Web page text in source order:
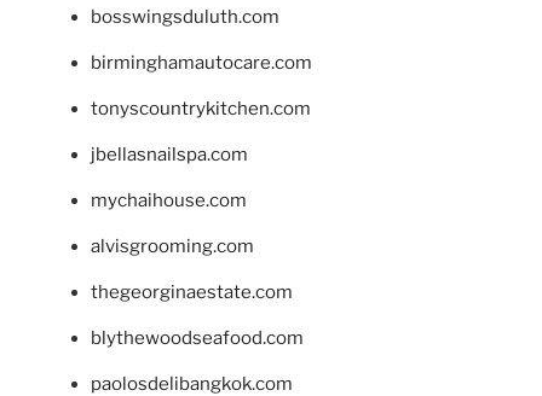
bosswingsduluth.com
birminghamautocare.com
tonyscountrykitchen.com
jbellasnailspa.com
mychaihouse.com
alvisgrooming.com
thegeorginaestate.com
blythewoodseafood.com
paolosdelibangkok.com